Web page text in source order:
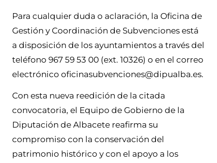
Para cualquier duda o aclaración, la Oficina de
Gestión y Coordinación de Subvenciones está
a disposición de los ayuntamientos a través del
teléfono 967 59 53 00 (ext. 10326) o en el correo
electrónico oficinasubvenciones@dipualba.es.
Con esta nueva reedición de la citada
convocatoria, el Equipo de Gobierno de la
Diputación de Albacete reafirma su
compromiso con la conservación del
patrimonio histórico y con el apoyo a los